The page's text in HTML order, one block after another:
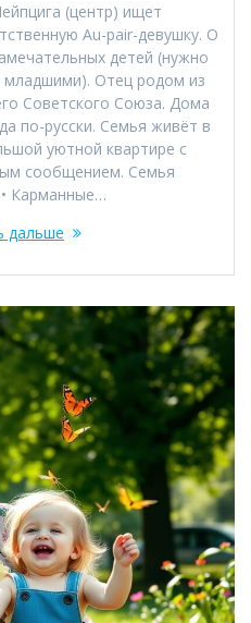
(центр) ищет
Au-pair-девушку. О
детей (нужно
младшими). Отец родом из
Советского Союза. Дома
по-русски. Семья живёт в
уютной квартире с
сообщением. Семья
• Карманные…
дальше